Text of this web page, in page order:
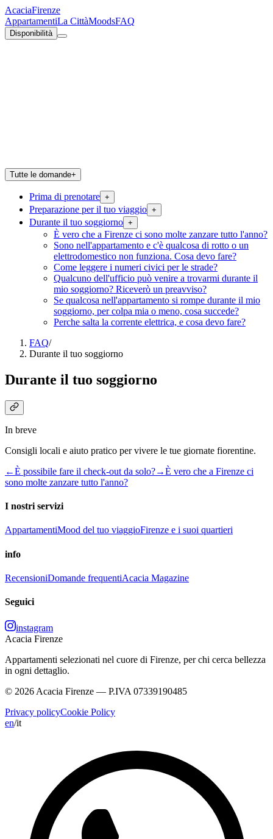
AcaciaFirenze
AppartamentiLa CittàMoodsFAQ
Disponibilità
Tutte le domande+
Prima di prenotare +
Preparazione per il tuo viaggio +
Durante il tuo soggiorno +
È vero che a Firenze ci sono molte zanzare tutto l'anno?
Sono nell'appartamento e c'è qualcosa di rotto o un
elettrodomestico non funziona. Cosa devo fare?
Come leggere i numeri civici per le strade?
Qualcuno dell'ufficio può venire a trovarmi durante il
mio soggiorno? Riceverò un preavviso?
Se qualcosa nell'appartamento si rompe durante il mio
soggiorno, per colpa mia o meno, cosa succede?
Perche salta la corrente elettrica, e cosa devo fare?
FAQ/
Durante il tuo soggiorno
Durante il tuo soggiorno
In breve
Consigli locali e aiuto pratico per vivere le tue giornate fiorentine.
←È possibile fare il check-out da solo?→È vero che a Firenze ci
sono molte zanzare tutto l'anno?
I nostri servizi
AppartamentiMood del tuo viaggioFirenze e i suoi quartieri
info
RecensioniDomande frequentiAcacia Magazine
Seguici
instagram
Acacia Firenze
Appartamenti selezionati nel cuore di Firenze, per chi cerca bellezza
in ogni dettaglio.
© 2026 Acacia Firenze — P.IVA 07339190485
Privacy policyCookie Policy
en/it